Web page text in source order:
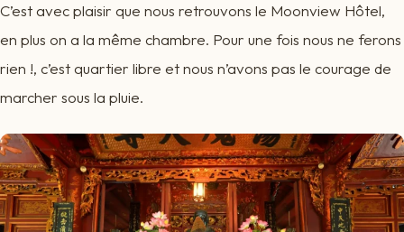
C’est avec plaisir que nous retrouvons le Moonview Hôtel,
en plus on a la même chambre. Pour une fois nous ne ferons
rien !, c’est quartier libre et nous n’avons pas le courage de
marcher sous la pluie.